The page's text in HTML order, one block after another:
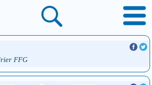
FFG